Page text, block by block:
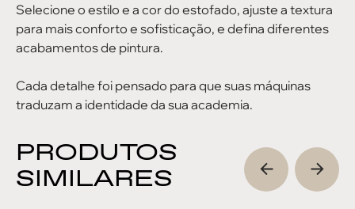
Selecione o estilo e a cor do estofado, ajuste a textura
para mais conforto e sofisticação, e defina diferentes
acabamentos de pintura.
Cada detalhe foi pensado para que suas máquinas
traduzam a identidade da sua academia.
PRODUTOS
SIMILARES